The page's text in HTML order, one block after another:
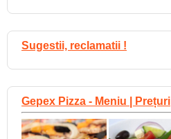
Sugestii, reclamatii !
Gepex Pizza - Meniu | Prețuri